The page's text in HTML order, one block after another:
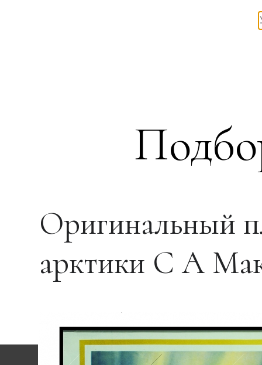
Оригинальный
арктики С А